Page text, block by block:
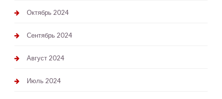
Октябрь 2024
Сентябрь 2024
Август 2024
Июль 2024